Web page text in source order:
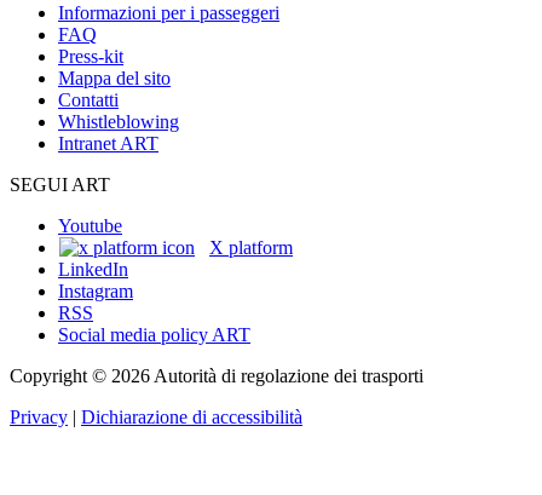
Informazioni per i passeggeri
FAQ
Press-kit
Mappa del sito
Contatti
Whistleblowing
Intranet ART
SEGUI ART
Youtube
X platform
LinkedIn
Instagram
RSS
Social media policy ART
Copyright © 2026 Autorità di regolazione dei trasporti
Privacy | Dichiarazione di accessibilità